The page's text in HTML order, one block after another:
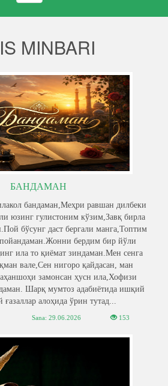
navigation
MINBARI
БАНДАМАН
бандаман,Меҳри равшан дилбеки
юзинг гулистоним кўзим,Завқ бирла
бўсунг даст бергали манга,Топтим
бердим бир йўли
ила то қиёмат зиндаман.Мен сенга
вале,Сен нигоро қайдасан, ман
замонсан ҳусн ила,Хофизи
Шарқ мумтоз адабиётида ишқий
алоҳида ўрин тутад...
Sana: 29.06.2026 153